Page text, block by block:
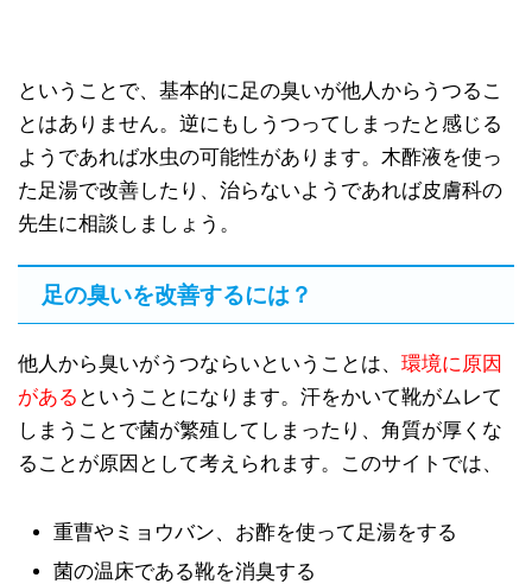
ということで、基本的に足の臭いが他人からうつるこ
とはありません。逆にもしうつってしまったと感じる
ようであれば水虫の可能性があります。木酢液を使っ
た足湯で改善したり、治らないようであれば皮膚科の
先生に相談しましょう。
足の臭いを改善するには？
他人から臭いがうつならいということは、 環境に原因
がある ということになります。汗をかいて靴がムレて
しまうことで菌が繁殖してしまったり、角質が厚くな
ることが原因として考えられます。このサイトでは、
重曹やミョウバン、お酢を使って足湯をする
菌の温床である靴を消臭する